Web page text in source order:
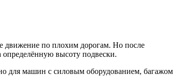
движение по плохим дорогам. Но после
определённую высоту подвески.
для машин с силовым оборудованием, багажом